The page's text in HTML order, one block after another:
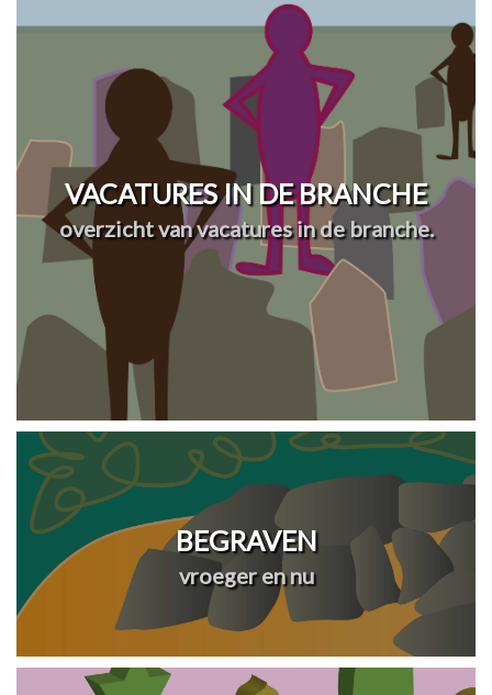
VACATURES IN DE BRANCHE
overzicht van vacatures in de branche.
BEGRAVEN
vroeger en nu